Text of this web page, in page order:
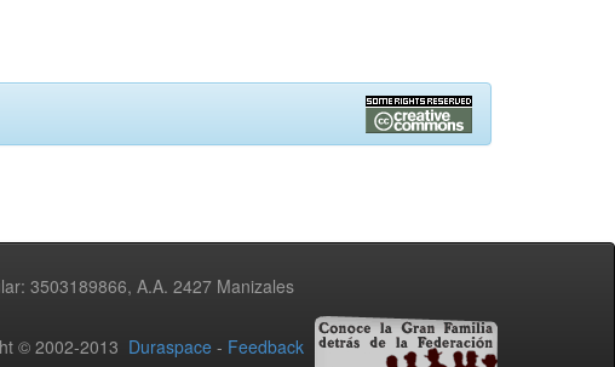
3503189866, A.A. 2427 Manizales
© 2002-2013 Duraspace - Feedback